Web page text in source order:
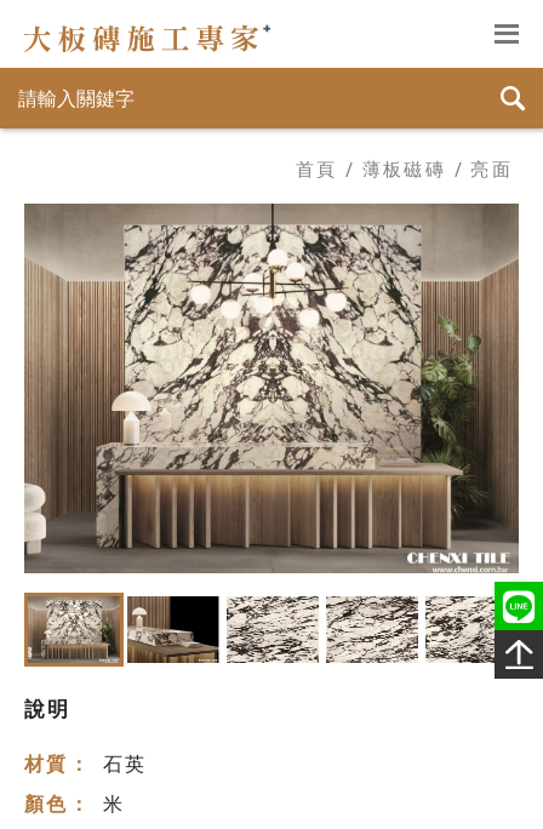
首頁 薄板磁磚 亮面
說明
材質： 石英
顏色： 米